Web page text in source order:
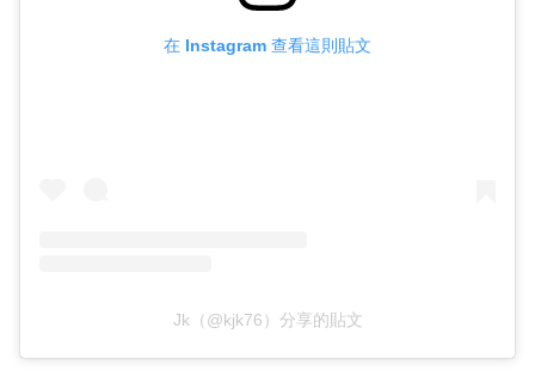
在 Instagram 查看這則貼文
Jk（@kjk76）分享的貼文